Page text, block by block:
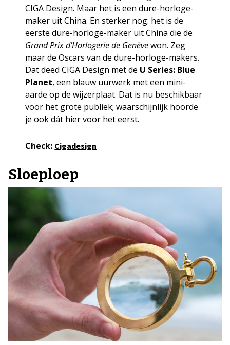
CIGA Design. Maar het is een dure-horloge-
maker uit China. En sterker nog: het is de
eerste dure-horloge-maker uit China die de
Grand Prix d’Horlogerie de Genèvewon. Zeg
maar de Oscars van de dure-horloge-makers.
Dat deed CIGA Design met de U Series: Blue
Planet, een blauw uurwerk met een mini-
aarde op de wijzerplaat. Dat is nu beschikbaar
voor het grote publiek; waarschijnlijk hoorde
je ook dát hier voor het eerst.
Check: Cigadesign
Sloeploep